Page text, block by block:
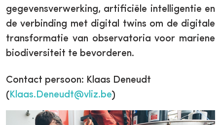
gegevensverwerking, artificiële intelligentie en
de verbinding met digital twins om de digitale
transformatie van observatoria voor mariene
biodiversiteit te bevorderen.
Contact persoon: Klaas Deneudt
(Klaas.Deneudt@vliz.be)